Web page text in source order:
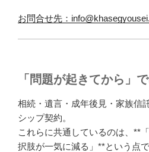
お問合せ先：
「問題が起きてから」
相続・遺言・成年後見・家族信
シップ契約。
これらに共通しているのは、**
択肢が一気に減る」**という点で